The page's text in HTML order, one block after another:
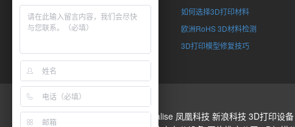
加入SimpNeed
版权申明
如何选择3D打印材料
欧洲RoHS 3D材料检测
3D打印模型修复技巧
3D打印 Stratasys Materialise 凤凰科技 新浪科技 3D打印设备